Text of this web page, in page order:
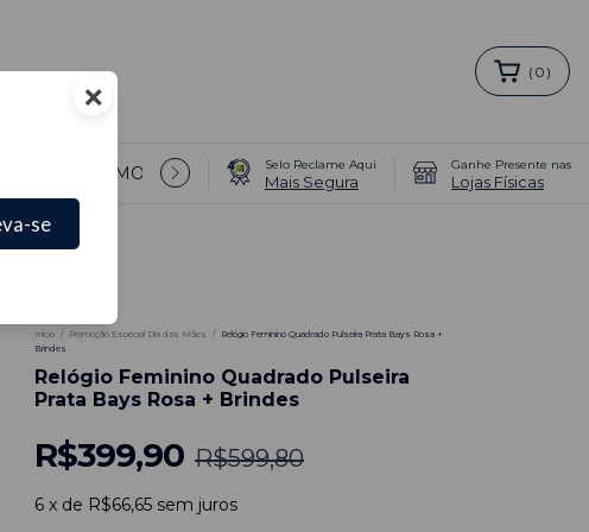
( 0 )
OUTLET/PROMOÇÕES 🔥 → COMO COMPRAR PULSEIRAS
Selo Reclame Aqui
Mais Segura
Ganhe Presente nas
Lojas Físicas
Início / Promoção Especial Dia das Mães /
Relógio Feminino Quadrado Pulseira Prata Bays Rosa +
Brindes
Relógio Feminino Quadrado Pulseira
Prata Bays Rosa + Brindes
R$399,90 R$599,80
6 x de R$66,65 sem juros
×
se